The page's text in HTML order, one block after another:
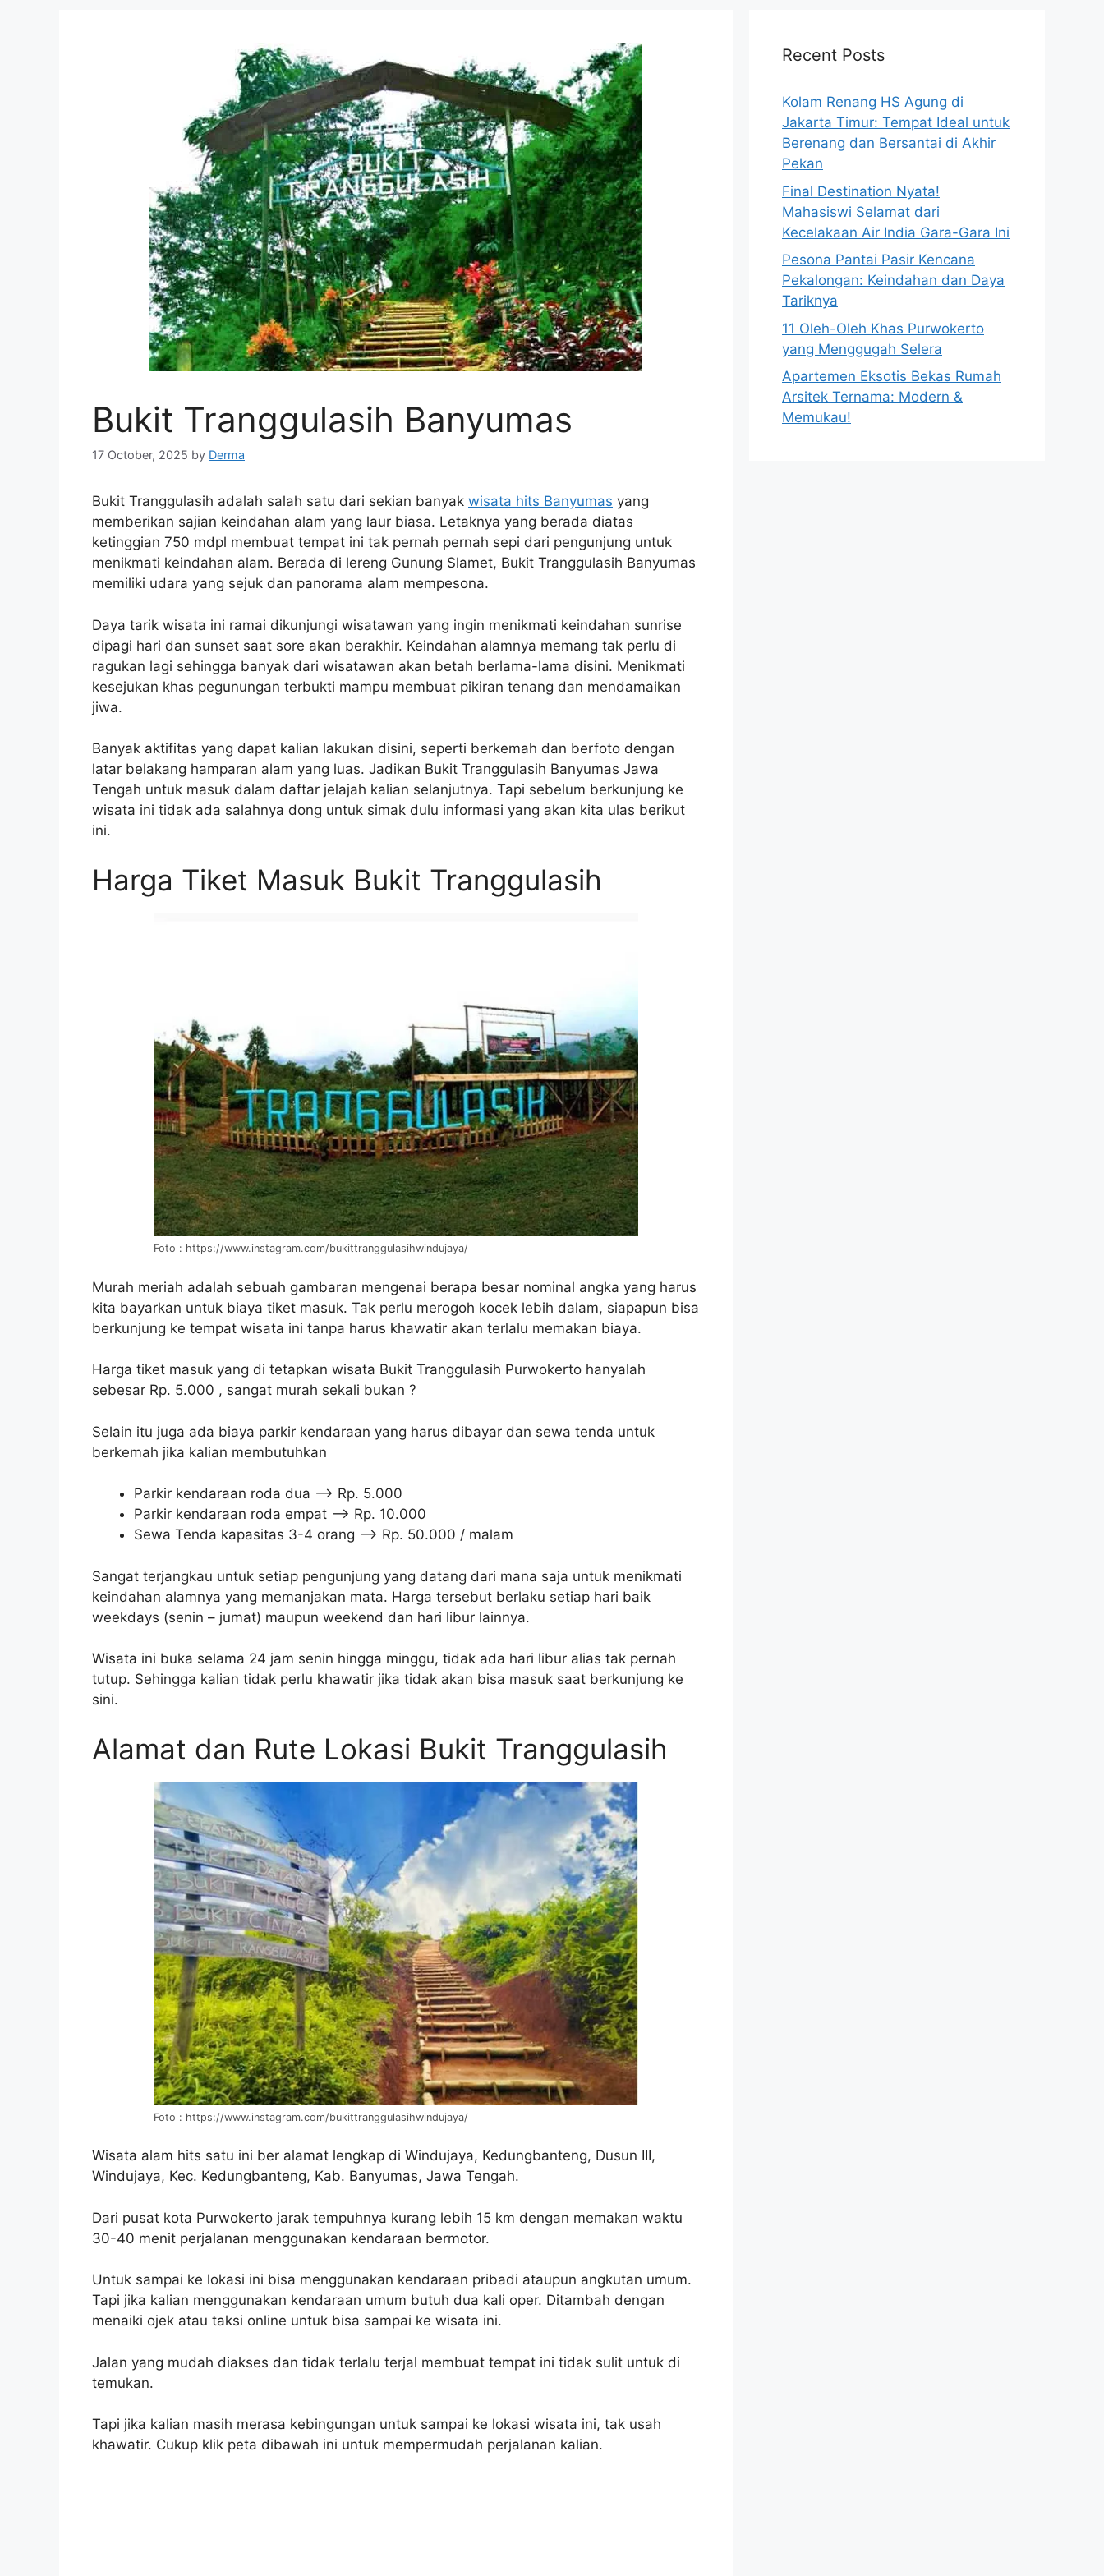
Bukit Tranggulasih Banyumas
17 October, 2025 by Derma
Bukit Tranggulasih adalah salah satu dari sekian banyak wisata hits Banyumas yang
memberikan sajian keindahan alam yang laur biasa. Letaknya yang berada diatas
ketinggian 750 mdpl membuat tempat ini tak pernah pernah sepi dari pengunjung untuk
menikmati keindahan alam. Berada di lereng Gunung Slamet, Bukit Tranggulasih Banyumas
memiliki udara yang sejuk dan panorama alam mempesona.
Daya tarik wisata ini ramai dikunjungi wisatawan yang ingin menikmati keindahan sunrise
dipagi hari dan sunset saat sore akan berakhir. Keindahan alamnya memang tak perlu di
ragukan lagi sehingga banyak dari wisatawan akan betah berlama-lama disini. Menikmati
kesejukan khas pegunungan terbukti mampu membuat pikiran tenang dan mendamaikan
jiwa.
Banyak aktifitas yang dapat kalian lakukan disini, seperti berkemah dan berfoto dengan
latar belakang hamparan alam yang luas. Jadikan Bukit Tranggulasih Banyumas Jawa
Tengah untuk masuk dalam daftar jelajah kalian selanjutnya. Tapi sebelum berkunjung ke
wisata ini tidak ada salahnya dong untuk simak dulu informasi yang akan kita ulas berikut
ini.
Harga Tiket Masuk Bukit Tranggulasih
Foto : https://www.instagram.com/bukittranggulasihwindujaya/
Murah meriah adalah sebuah gambaran mengenai berapa besar nominal angka yang harus
kita bayarkan untuk biaya tiket masuk. Tak perlu merogoh kocek lebih dalam, siapapun bisa
berkunjung ke tempat wisata ini tanpa harus khawatir akan terlalu memakan biaya.
Harga tiket masuk yang di tetapkan wisata Bukit Tranggulasih Purwokerto hanyalah
sebesar Rp. 5.000 , sangat murah sekali bukan ?
Selain itu juga ada biaya parkir kendaraan yang harus dibayar dan sewa tenda untuk
berkemah jika kalian membutuhkan
Parkir kendaraan roda dua –> Rp. 5.000
Parkir kendaraan roda empat –> Rp. 10.000
Sewa Tenda kapasitas 3-4 orang –> Rp. 50.000 / malam
Sangat terjangkau untuk setiap pengunjung yang datang dari mana saja untuk menikmati
keindahan alamnya yang memanjakan mata. Harga tersebut berlaku setiap hari baik
weekdays (senin – jumat) maupun weekend dan hari libur lainnya.
Wisata ini buka selama 24 jam senin hingga minggu, tidak ada hari libur alias tak pernah
tutup. Sehingga kalian tidak perlu khawatir jika tidak akan bisa masuk saat berkunjung ke
sini.
Alamat dan Rute Lokasi Bukit Tranggulasih
Foto : https://www.instagram.com/bukittranggulasihwindujaya/
Wisata alam hits satu ini ber alamat lengkap di Windujaya, Kedungbanteng, Dusun III,
Windujaya, Kec. Kedungbanteng, Kab. Banyumas, Jawa Tengah.
Dari pusat kota Purwokerto jarak tempuhnya kurang lebih 15 km dengan memakan waktu
30-40 menit perjalanan menggunakan kendaraan bermotor.
Untuk sampai ke lokasi ini bisa menggunakan kendaraan pribadi ataupun angkutan umum.
Tapi jika kalian menggunakan kendaraan umum butuh dua kali oper. Ditambah dengan
menaiki ojek atau taksi online untuk bisa sampai ke wisata ini.
Jalan yang mudah diakses dan tidak terlalu terjal membuat tempat ini tidak sulit untuk di
temukan.
Tapi jika kalian masih merasa kebingungan untuk sampai ke lokasi wisata ini, tak usah
khawatir. Cukup klik peta dibawah ini untuk mempermudah perjalanan kalian.
Recent Posts
Kolam Renang HS Agung di
Jakarta Timur: Tempat Ideal untuk
Berenang dan Bersantai di Akhir
Pekan
Final Destination Nyata!
Mahasiswi Selamat dari
Kecelakaan Air India Gara-Gara Ini
Pesona Pantai Pasir Kencana
Pekalongan: Keindahan dan Daya
Tariknya
11 Oleh-Oleh Khas Purwokerto
yang Menggugah Selera
Apartemen Eksotis Bekas Rumah
Arsitek Ternama: Modern &
Memukau!